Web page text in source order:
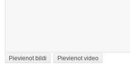
Pievienot bildi Pievienot video